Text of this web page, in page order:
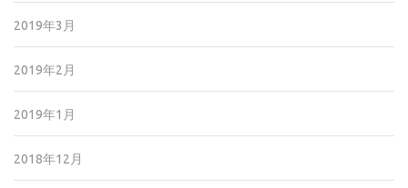
2019年3月
2019年2月
2019年1月
2018年12月